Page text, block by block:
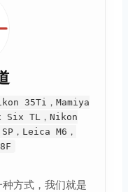
35Ti，Mamiya
Six TL，Nikon
，Leica M6，
方式，我们就是